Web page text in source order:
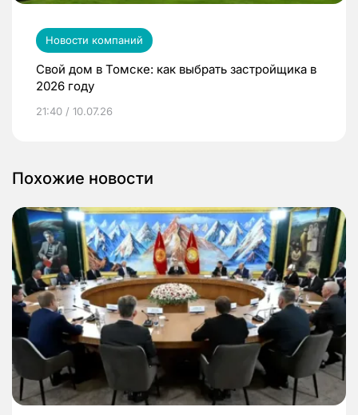
Новости компаний
Свой дом в Томске: как выбрать застройщика в
2026 году
21:40 / 10.07.26
Похожие новости